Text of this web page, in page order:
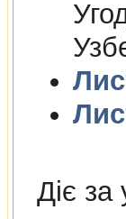
Діє за